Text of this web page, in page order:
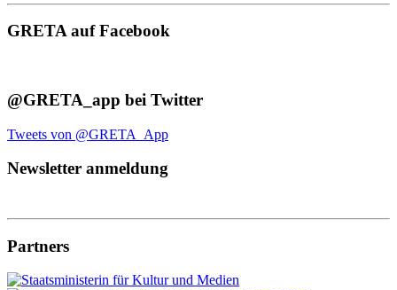
GRETA auf Facebook
@GRETA_app bei Twitter
Tweets von @GRETA_App
Newsletter anmeldung
Partners